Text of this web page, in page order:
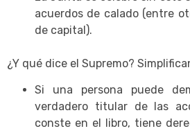
acuerdos de calado (entre
de capital).
¿Y qué dice el Supremo?
Si una persona puede
verdadero titular de las
conste en el libro, tiene